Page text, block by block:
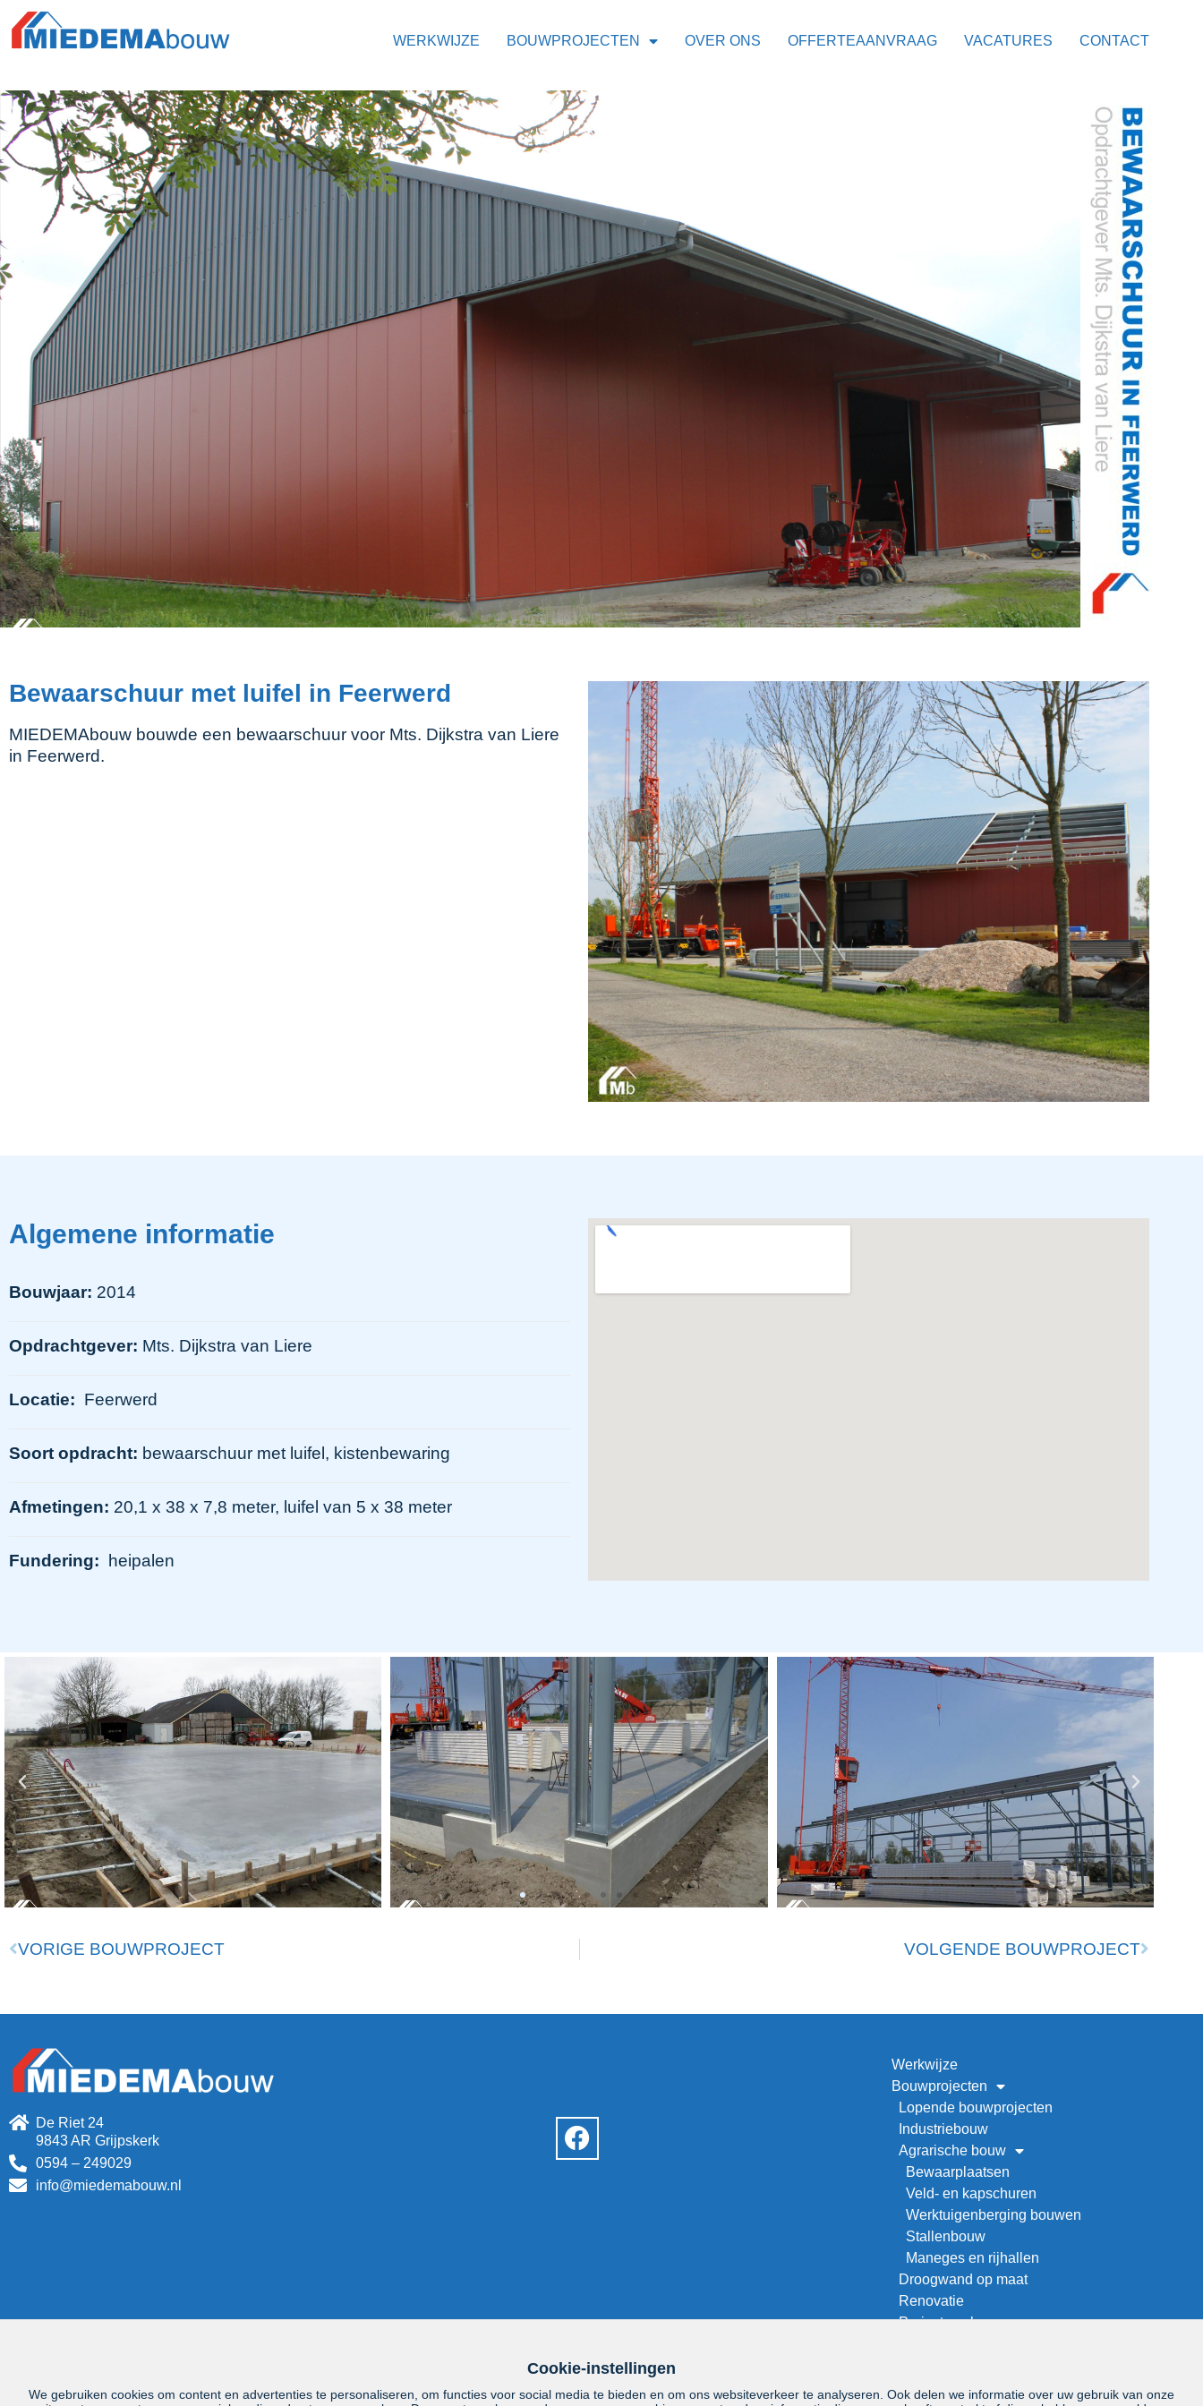
WERKWIJZE BOUWPROJECTEN OVER ONS OFFERTEAANVRAAG VACATURES CONTACT
Bewaarschuur met luifel in Feerwerd
MIEDEMAbouw bouwde een bewaarschuur voor Mts. Dijkstra van Liere
in Feerwerd.
Algemene informatie
Bouwjaar: 2014
Opdrachtgever: Mts. Dijkstra van Liere
Locatie: Feerwerd
Soort opdracht: bewaarschuur met luifel, kistenbewaring
Afmetingen: 20,1 x 38 x 7,8 meter, luifel van 5 x 38 meter
Fundering: heipalen
VORIGE BOUWPROJECT VOLGENDE BOUWPROJECT
De Riet 24
9843 AR Grijpskerk
0594 – 249029
info@miedemabouw.nl
Werkwijze
Bouwprojecten
Lopende bouwprojecten
Industriebouw
Agrarische bouw
Bewaarplaatsen
Veld- en kapschuren
Werktuigenberging bouwen
Stallenbouw
Maneges en rijhallen
Droogwand op maat
Renovatie
Project zoeken
Vacatures
Cookie-instellingen
We gebruiken cookies om content en advertenties te personaliseren, om functies voor social media te bieden en om ons websiteverkeer te analyseren. Ook delen we informatie over uw gebruik van onze